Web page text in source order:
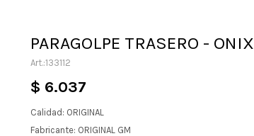
PARAGOLPE TRASERO - ONIX
133112
$ 6.037
Calidad: ORIGINAL
Fabricante: ORIGINAL GM